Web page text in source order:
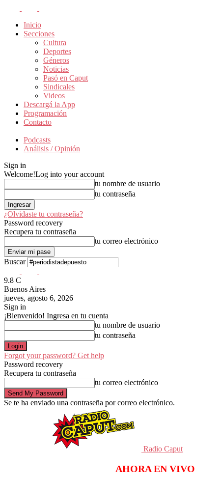
Inicio
Secciones
Cultura
Deportes
Géneros
Noticias
Pasó en Caput
Sindicales
Videos
Descargá la App
Programación
Contacto
Podcasts
Análisis / Opinión
Sign in
Welcome!Log into your account
tu nombre de usuario
tu contraseña
¿Olvidaste tu contraseña?
Password recovery
Recupera tu contraseña
tu correo electrónico
Buscar
9.8 C
Buenos Aires
jueves, agosto 6, 2026
Sign in
¡Bienvenido! Ingresa en tu cuenta
tu nombre de usuario
tu contraseña
Forgot your password? Get help
Password recovery
Recupera tu contraseña
tu correo electrónico
Se te ha enviado una contraseña por correo electrónico.
Radio Caput
AHORA EN VIVO